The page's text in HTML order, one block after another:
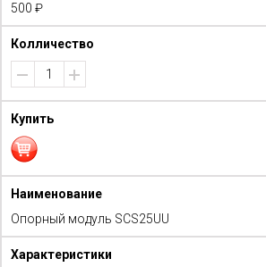
500 ₽
Опорный модуль SCS25UU